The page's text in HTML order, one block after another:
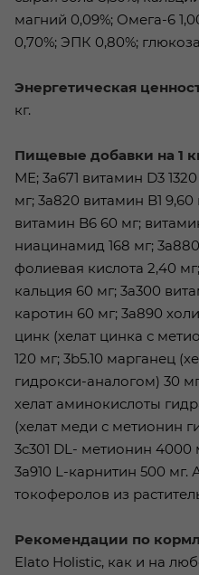
магний 0,09%; Омега-6
0,70%; ЭПК 0,80%;
Энергетическая
кг.
Пищевые добавки на 1
МЕ; 3a671 витамин D3
мг; 3a820 витамин B1
витамин B6 60 мг;
ниацинамид 168 мг;
фолиевая кислота 2,40
кальция 60 мг; 3a300
каротин 60 мг; 3a890
цинк (хелат цинка с
120 мг; 3b5.10 марганец
гидрокси-аналогом) 30
хелат аминокислоты
(хелат меди с метионин
3c301 DL- метионин 4000
3a910 L-карнитин 500 мг.
токоферолов из
Рекомендации по
Elato Holistic, как и на